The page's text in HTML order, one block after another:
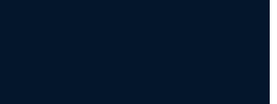
查询的复杂度，提高查询效率。